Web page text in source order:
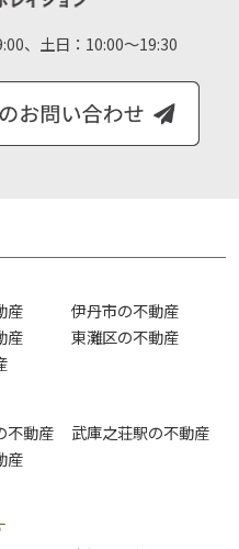
、土日：10:00～19:30
産
伊丹市の不動産
産
東灘区の不動産
不動産
武庫之荘駅の不動産
産